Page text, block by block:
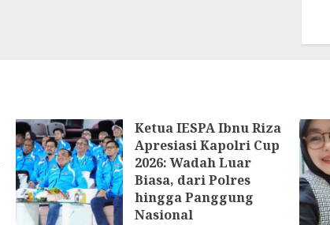
Ketua IESPA Ibnu Riza
Apresiasi Kapolri Cup
2026: Wadah Luar
Biasa, dari Polres
hingga Panggung
Nasional